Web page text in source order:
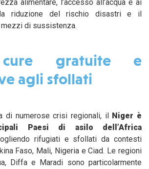
alimentare, l’accesso all’acqua e ai
riduzione del rischio disastri e il
di sussistenza.
gratuite e
agli sfollati
di numerose crisi regionali, il
Niger è
Paesi di asilo dell’Africa
rifugiati e sfollati da contesti
Faso, Mali, Nigeria e Ciad. Le regioni
Diffa e Maradi sono particolarmente